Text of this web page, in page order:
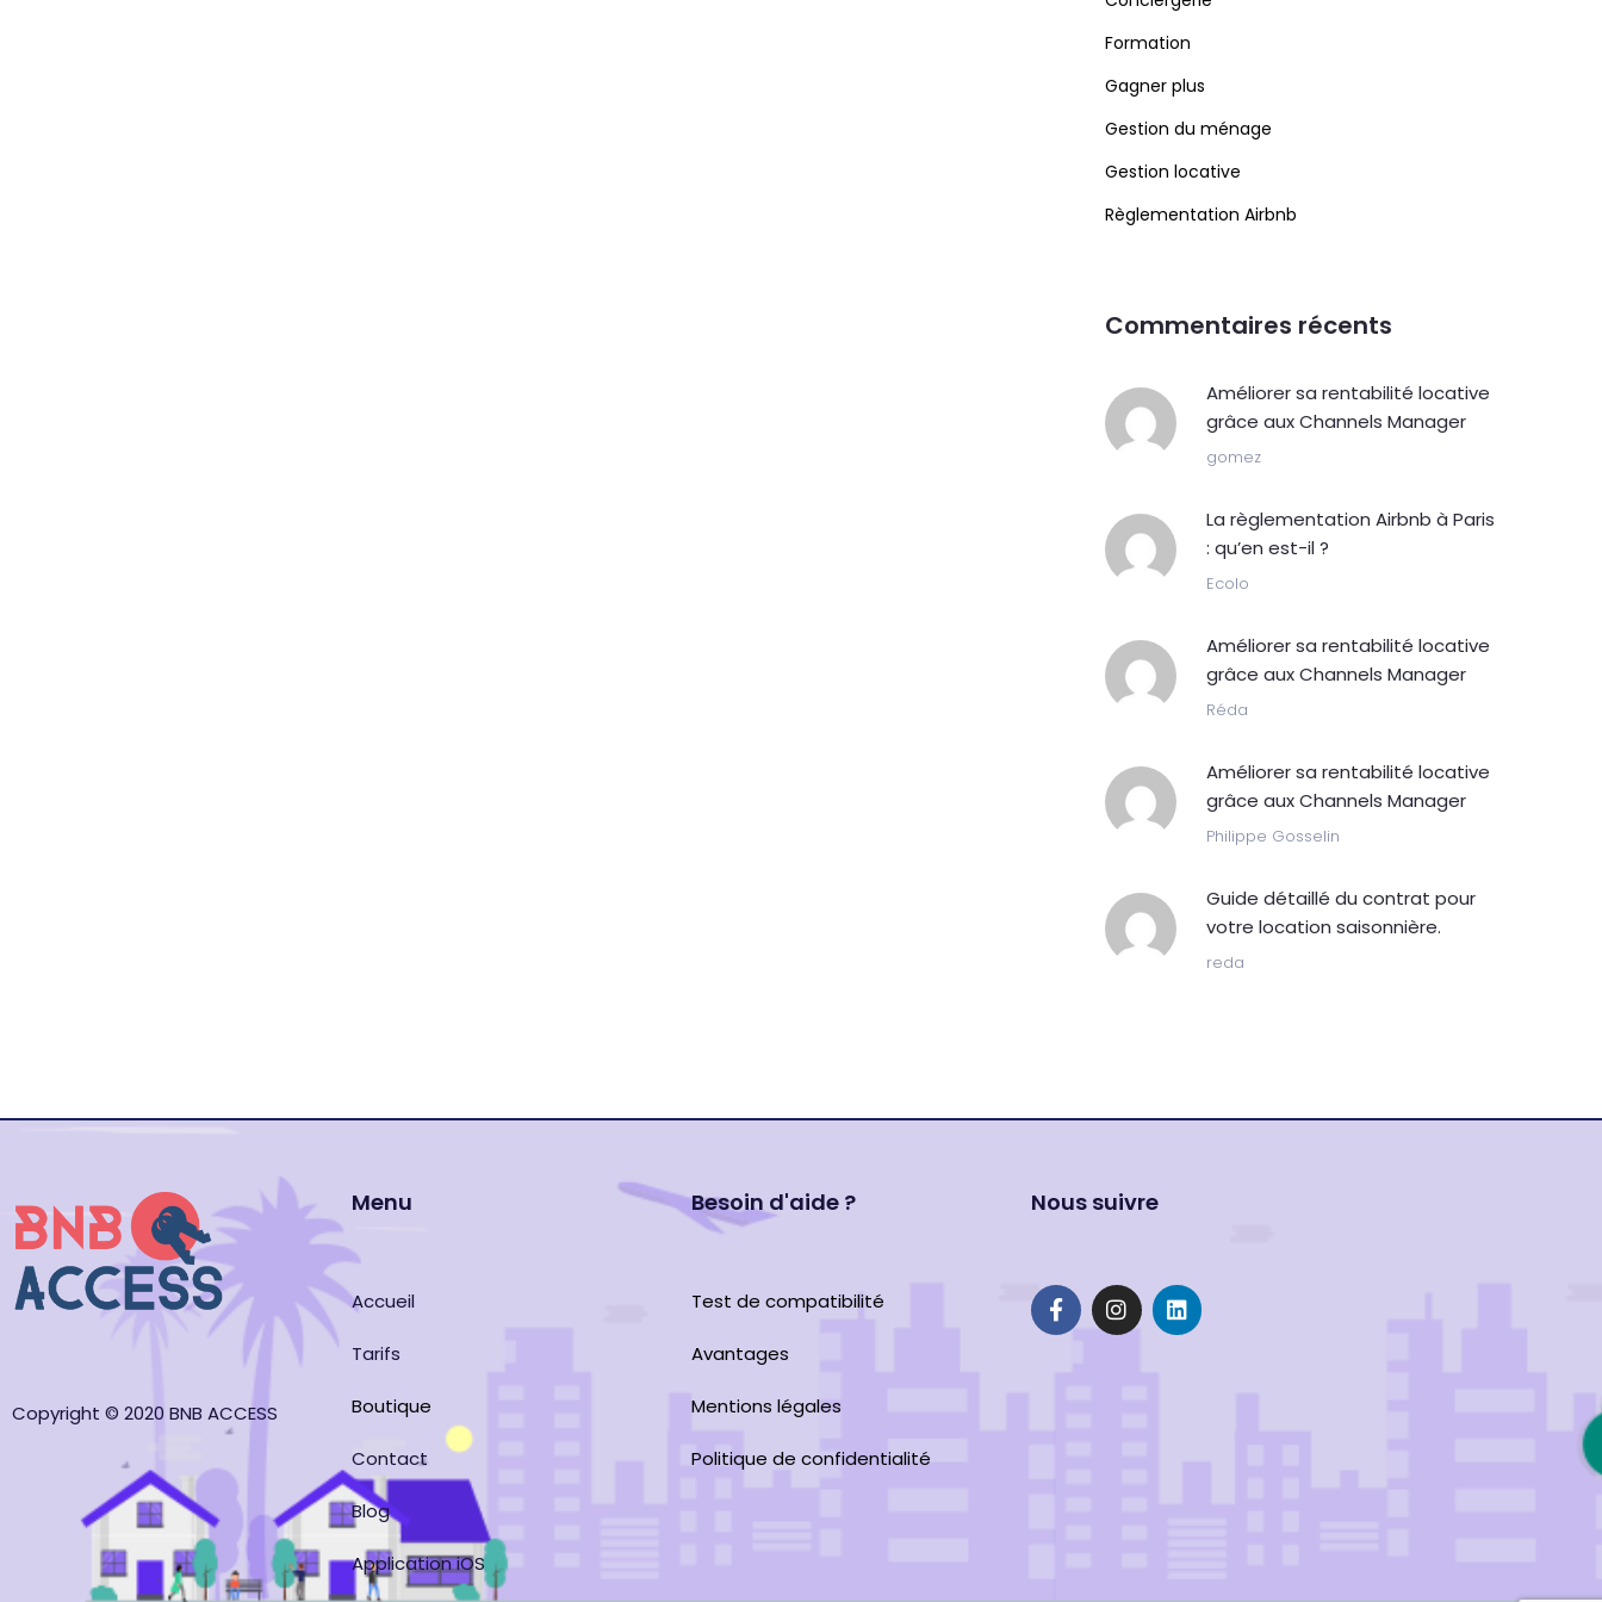
Formation
Gagner plus
Gestion du ménage
Gestion locative
Règlementation Airbnb
Commentaires récents
Améliorer sa rentabilité locative
grâce aux Channels Manager
gomez
La règlementation Airbnb à Paris
: qu’en est-il ?
Ecolo
Améliorer sa rentabilité locative
grâce aux Channels Manager
Réda
Améliorer sa rentabilité locative
grâce aux Channels Manager
Philippe Gosselin
Guide détaillé du contrat pour
votre location saisonnière.
reda
Copyright © 2020 BNB ACCESS
Menu
Accueil
Tarifs
Boutique
Contact
Blog
Application iOS
Besoin d'aide ?
Test de compatibilité
Avantages
Mentions légales
Politique de confidentialité
Nous suivre